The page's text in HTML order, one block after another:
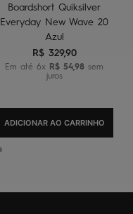
Boardshort Quiksilver
Everyday New Wave 20
Azul
R$ 329,90
Em até 6x R$ 5498 sem
juros
ADICIONAR AO CARRINHO